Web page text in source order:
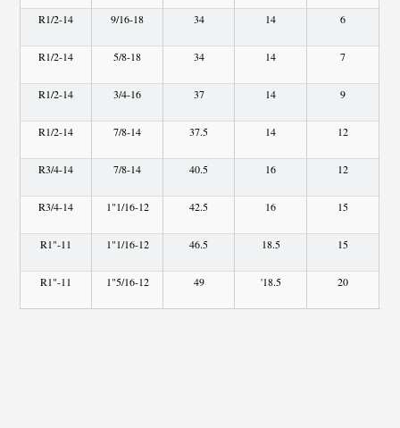
R1/2-14 9/16-18 34 14 6
R1/2-14 5/8-18 34 14 7
R1/2-14 3/4-16 37 14 9
R1/2-14 7/8-14 37.5 14 12
R3/4-14 7/8-14 40.5 16 12
R3/4-14 1"1/16-12 42.5 16 15
R1"-11 1"1/16-12 46.5 18.5 15
R1"-11 1"5/16-12 49 '18.5 20